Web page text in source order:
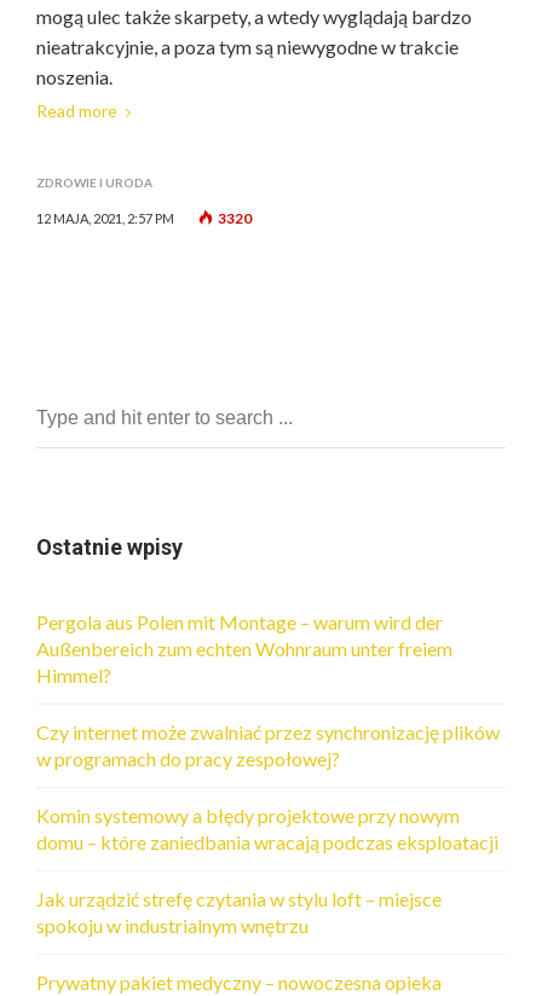
mogą ulec także skarpety, a wtedy wyglądają bardzo
nieatrakcyjnie, a poza tym są niewygodne w trakcie
noszenia.
Read more
ZDROWIE I URODA
12 MAJA, 2021, 2:57 PM 3320
Ostatnie wpisy
Pergola aus Polen mit Montage – warum wird der
Außenbereich zum echten Wohnraum unter freiem
Himmel?
Czy internet może zwalniać przez synchronizację plików
w programach do pracy zespołowej?
Komin systemowy a błędy projektowe przy nowym
domu – które zaniedbania wracają podczas eksploatacji
Jak urządzić strefę czytania w stylu loft – miejsce
spokoju w industrialnym wnętrzu
Prywatny pakiet medyczny – nowoczesna opieka